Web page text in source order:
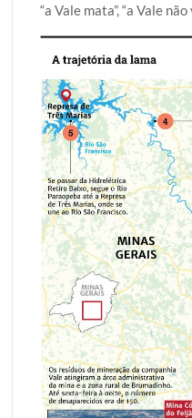
“a Vale mata”, “a Vale não